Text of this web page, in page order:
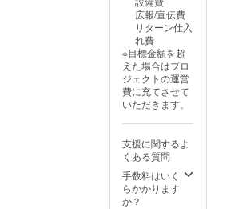
援者様
の交通
費や滞
在費は
各自で
ご負担
くださ
い。
＊
支援者
様との
連絡方
法：詳
細は
メール
園 陸上
競技場
＊
参加者
は競技
開始の
30分前
には現
地に到
着し受
ませて
くださ
い。
＊
11:00頃
スター
ト 「う
縄跳
び」
13:30頃
スター
ト 「み
んなで
う」
14:30頃
スター
ト
場所：
広報/宣伝費
リターン仕入
れ費
※目標金額を超
えた場合はプロ
ジェクトの運営
費に充てさせて
いただきます。
支援に関するよ
くある質問
手数料はいく
らかかります
か？